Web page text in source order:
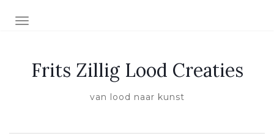
SCHAKEL NAVIGATIE
Frits Zillig Lood Creaties
van lood naar kunst